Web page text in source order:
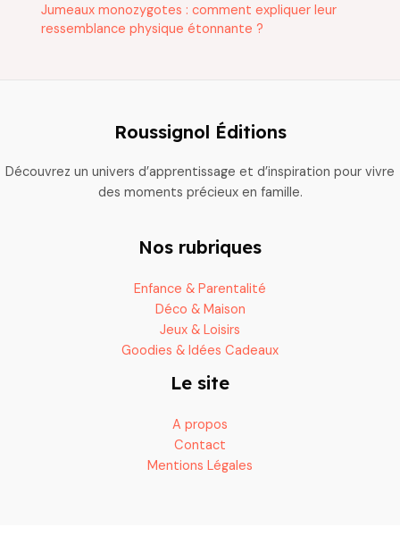
Jumeaux monozygotes : comment expliquer leur
ressemblance physique étonnante ?
Roussignol Éditions
Découvrez un univers d’apprentissage et d’inspiration pour vivre
des moments précieux en famille.
Nos rubriques
Enfance & Parentalité
Déco & Maison
Jeux & Loisirs
Goodies & Idées Cadeaux
Le site
A propos
Contact
Mentions Légales